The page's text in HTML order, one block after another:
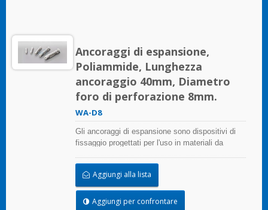
Ancoraggi di espansione,
Poliammide, Lunghezza
ancoraggio 40mm, Diametro
foro di perforazione 8mm.
WA-D8
Gli ancoraggi di espansione sono dispositivi di
fissaggio progettati per l'uso in materiali da
tenuta attraverso l'espansione.
Aggiungi alla lista
Aggiungi per confrontare